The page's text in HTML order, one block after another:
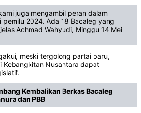
juga mengambil peran dalam
pemilu 2024. Ada 18 Bacaleg yang
Achmad Wahyudi, Minggu 14 Mei
meski tergolong partai baru,
Kebangkitan Nusantara dapat
Kembalikan Berkas Bacaleg
dan PBB